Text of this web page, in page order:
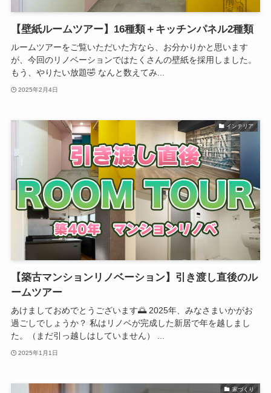
【壁紙ルームツアー】16種類＋キッチンパネル2種類
ルームツアーをご覧いただいた方なら、お分かりかと思います
が、今回のリノベーションではたくさんの壁紙を採用しました。
もう、やりたい放題🤣 なんと数えてみ...
2025年2月4日
インテリア
【築古マンションリノベーション】引き渡し直後のル
ームツアー
あけましておめでとうございます🌅 2025年、みなさまいかがお
過ごしでしょうか？ 私はリノベが完成した新居で年を越しまし
た。（まだ引っ越しはしていません） ...
2025年1月1日
家づくり